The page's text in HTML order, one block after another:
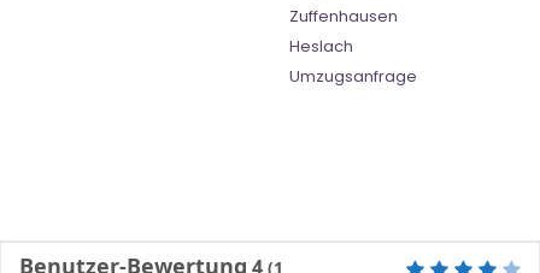
Zuffenhausen
Heslach
Umzugsanfrage
Benutzer-Bewertung 4 (1